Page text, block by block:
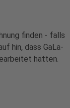
finden - falls
hin, dass GaLa-
hätten.